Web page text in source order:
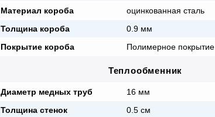
Материал короба
оцинкованная сталь
Толщина короба
0.9 мм
Покрытие короба
Полимерное покрытие
Теплообменник
Диаметр медных труб
16 мм
Толщина стенок
0.5 см